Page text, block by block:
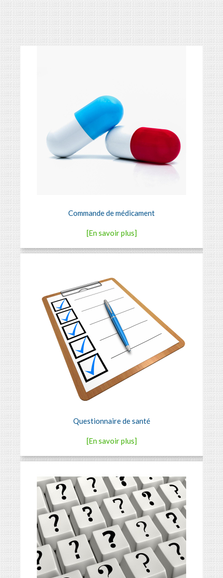
Commande de médicament
[En savoir plus]
Questionnaire de santé
[En savoir plus]